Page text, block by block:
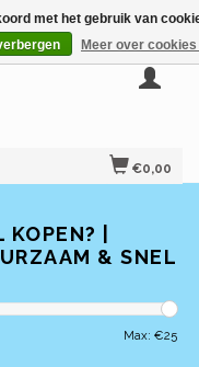
€0,00
|
& SNEL
Max: €25
met het gebruik van
Meer over cookies